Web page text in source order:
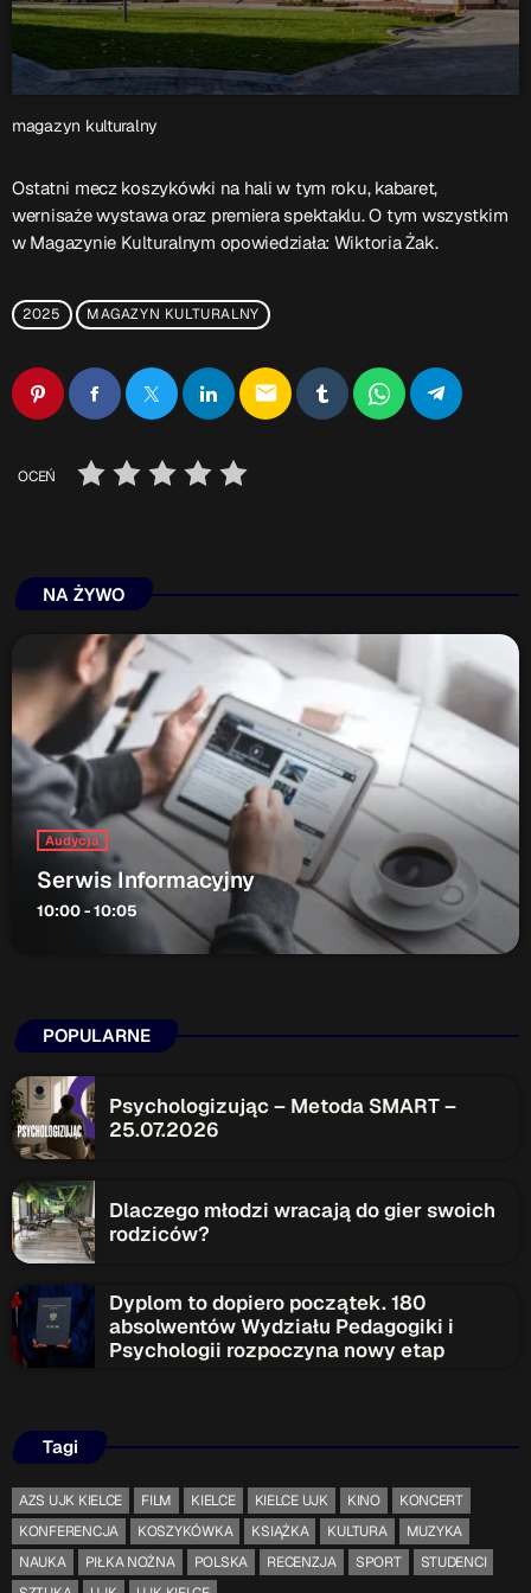
Przydatne informacje
Projekt ruszył w październiku 2015 roku z inicjatywy
Patronat medialny Radia Fraszka– regulamin, logotypy,
Audycja
Serwis Informacyjny
10:00 - 10:05
Upcoming shows
14:00 - 14:05
Serwis Informacyjny
18:00 - 18:05
Serwis Informacyjny
19:00 - 19:05
TOP CHART
magazyn kulturalny
Ostatni mecz koszykówki na hali w tym roku, kabaret,
wernisaże wystawa oraz premiera spektaklu. O tym wszystkim
w Magazynie Kulturalnym opowiedziała: Wiktoria Żak.
2025 MAGAZYN KULTURALNY
email
OCEŃ
NA ŻYWO
Audycja
Serwis Informacyjny
10:00 - 10:05
POPULARNE
Psychologizując – Metoda SMART –
25.07.2026
Dlaczego młodzi wracają do gier swoich
rodziców?
Dyplom to dopiero początek. 180
absolwentów Wydziału Pedagogiki i
Psychologii rozpoczyna nowy etap
Tagi
AZS UJK KIELCE FILM KIELCE KIELCE UJK KINO
KONCERT
KONFERENCJA
KOSZYKÓWKA KSIĄŻKA KULTURA
MUZYKA
NAUKA
PIŁKA NOŻNA POLSKA RECENZJA SPORT
STUDENCI